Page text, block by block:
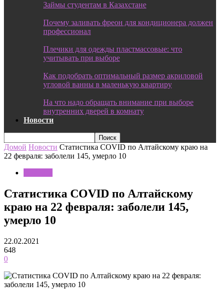
Займы студентам в Казахстане
Почему заливать фреон для кондиционера должен
профессионал
Плечики для одежды пластмассовые: что
учитывать при выборе
Как подобрать оптимальный размер акриловой
угловой ванны в маленькую квартиру
На что надо обращать внимание при выборе
внутренних дверей в комнату
Новости
Домой Новости Статистика COVID по Алтайскому краю на
22 февраля: заболели 145, умерло 10
Статистика COVID по Алтайскому
краю на 22 февраля: заболели 145,
умерло 10
22.02.2021
648
0